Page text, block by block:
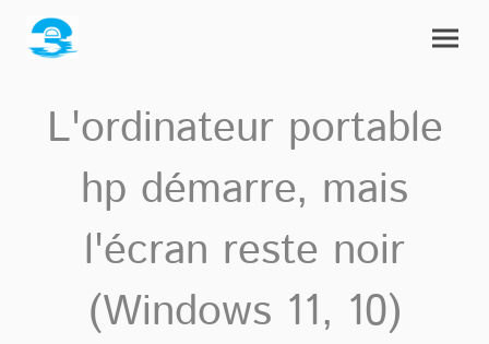
L'ordinateur portable
hp démarre, mais
l'écran reste noir
(Windows 11, 10)